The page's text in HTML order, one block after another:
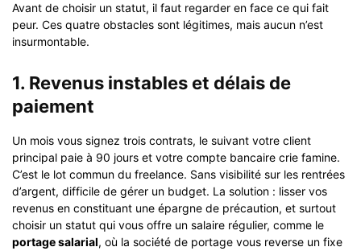
Avant de choisir un statut, il faut regarder en face ce qui fait
peur. Ces quatre obstacles sont légitimes, mais aucun n’est
insurmontable.
1. Revenus instables et délais de
paiement
Un mois vous signez trois contrats, le suivant votre client
principal paie à 90 jours et votre compte bancaire crie famine.
C’est le lot commun du freelance. Sans visibilité sur les rentrées
d’argent, difficile de gérer un budget. La solution : lisser vos
revenus en constituant une épargne de précaution, et surtout
choisir un statut qui vous offre un salaire régulier, comme le
portage salarial, où la société de portage vous reverse un fixe